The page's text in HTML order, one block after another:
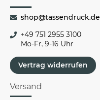
shop@tassendruck.de
+49 751 2955 3100
Mo-Fr, 9-16 Uhr
Vertrag widerrufen
Versand